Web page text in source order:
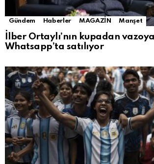
Gündem Haberler MAGAZİN Manşet
İlber Ortaylı’nın kupadan
Whatsapp’ta satılıyor